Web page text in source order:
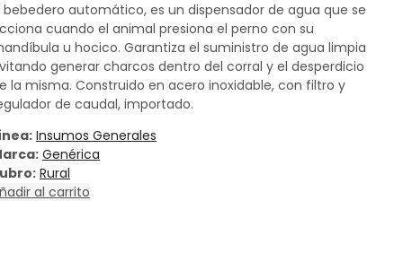
bebedero automático, es un dispensador de agua que se
cuando el animal presiona el perno con su
u hocico. Garantiza el suministro de agua limpia
generar charcos dentro del corral y el desperdicio
la misma. Construido en acero inoxidable, con filtro y
de caudal, importado.
Insumos Generales
Genérica
Rural
al carrito